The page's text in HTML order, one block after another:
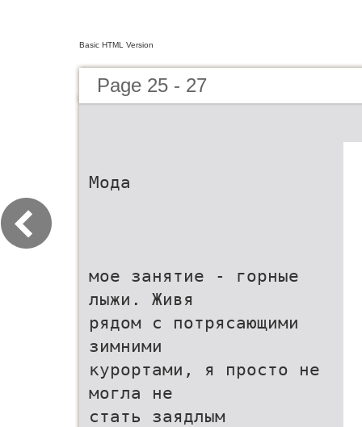
Basic HTML Version
Page 25 - 27
Мода
мое занятие - горные
лыжи. Живя
рядом с потрясающими
зимними
курортами, я просто не
могла не
стать заядлым